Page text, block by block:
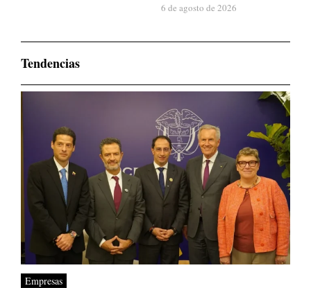
6 de agosto de 2026
Tendencias
Empresas